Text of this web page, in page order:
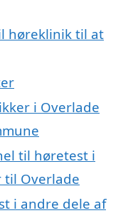
høreklinik til at
i Overlade
til høretest i
Overlade
i andre dele af